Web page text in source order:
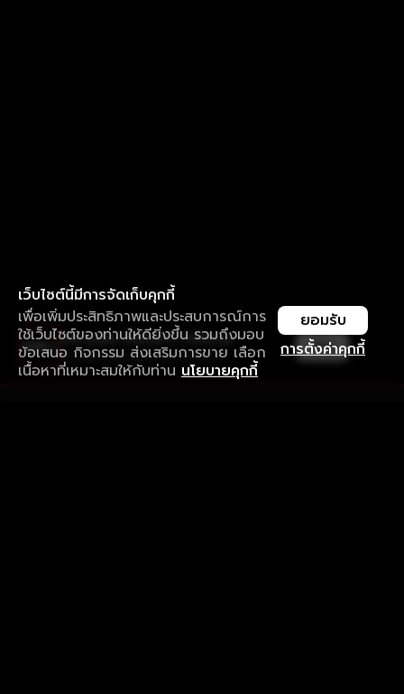
เว็บไซต์นี้มีการจัดเก็บคุกกี้
เพื่อเพิ่มประสิทธิภาพและประสบการณ์การ
ใช้เว็บไซต์ของท่านให้ดียิ่งขึ้น รวมถึงมอบ
ข้อเสนอ กิจกรรม ส่งเสริมการขาย เลือก
เนื้อหาที่เหมาะสมให้กับท่าน นโยบายคุกกี้
การตั้งค่าคุกกี้
ยอมรับ
ใช้งานแอป ลื่นไหลกว่า ไม่มีสะดุด
ดาวน์โหลดแอปเพื่อการรับชมที่ดีกว่า เปิด